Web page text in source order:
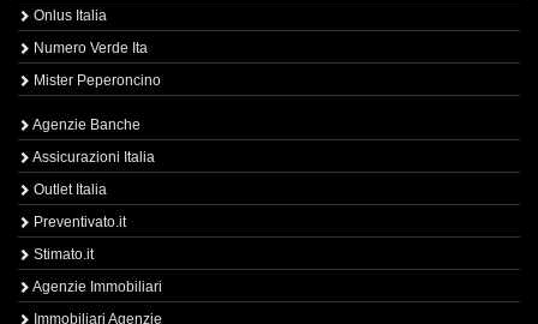
Onlus Italia
Numero Verde Ita
Mister Peperoncino
Agenzie Banche
Assicurazioni Italia
Outlet Italia
Preventivato.it
Stimato.it
Agenzie Immobiliari
Immobiliari Agenzie